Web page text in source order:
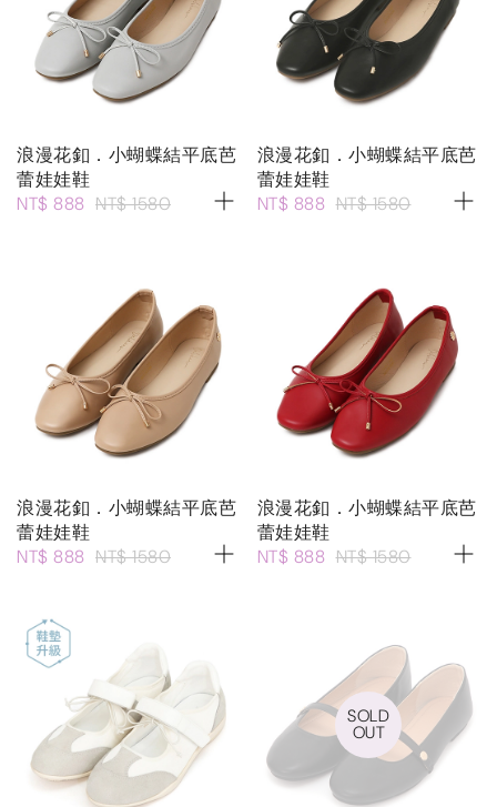
浪漫花釦．小蝴蝶結平底芭
蕾娃娃鞋
NT$ 888 NT$ 1580
浪漫花釦．小蝴蝶結平底芭
蕾娃娃鞋
NT$ 888 NT$ 1580
浪漫花釦．小蝴蝶結平底芭
蕾娃娃鞋
NT$ 888 NT$ 1580
浪漫花釦．小蝴蝶結平底芭
蕾娃娃鞋
NT$ 888 NT$ 1580
SOLD
OUT